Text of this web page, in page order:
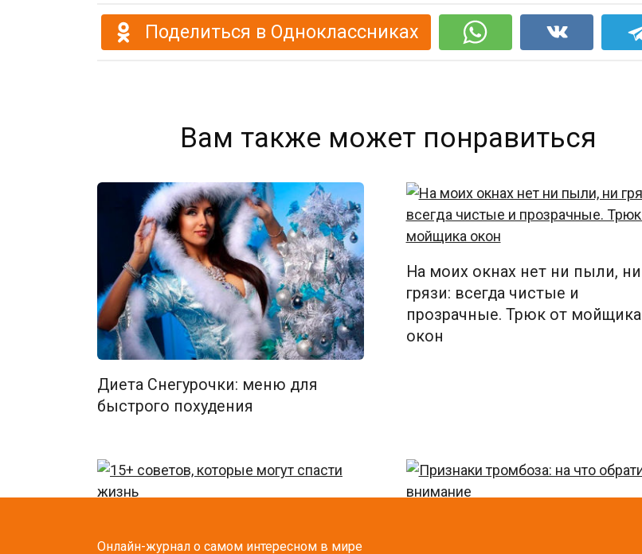
Поделиться в Одноклассниках
Вам также может понравиться
Диета Снегурочки: меню для
быстрого похудения
На моих окнах нет ни пыли, ни
грязи: всегда чистые и
прозрачные. Трюк от мойщика
окон
спасти жизнь
Онлайн-журнал о самом интересном в мире